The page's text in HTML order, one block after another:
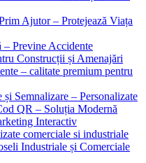
Ajutor – Protejează Viața
– Previne Accidente
Construcții și Amenajări
– calitate premium pentru
Semnalizare – Personalizate
QR – Soluția Modernă
Interactiv
comerciale si industriale
Industriale și Comerciale